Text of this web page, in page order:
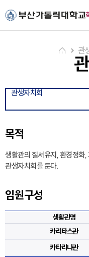
관
관생자치회
목적
생활관의 질서유지, 환경정화
관생자치회를 둔다.
임원구성
생활관명
카리타스관
카타리나관